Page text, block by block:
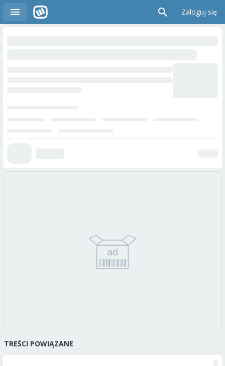
Zaloguj się
TREŚCI POWIĄZANE